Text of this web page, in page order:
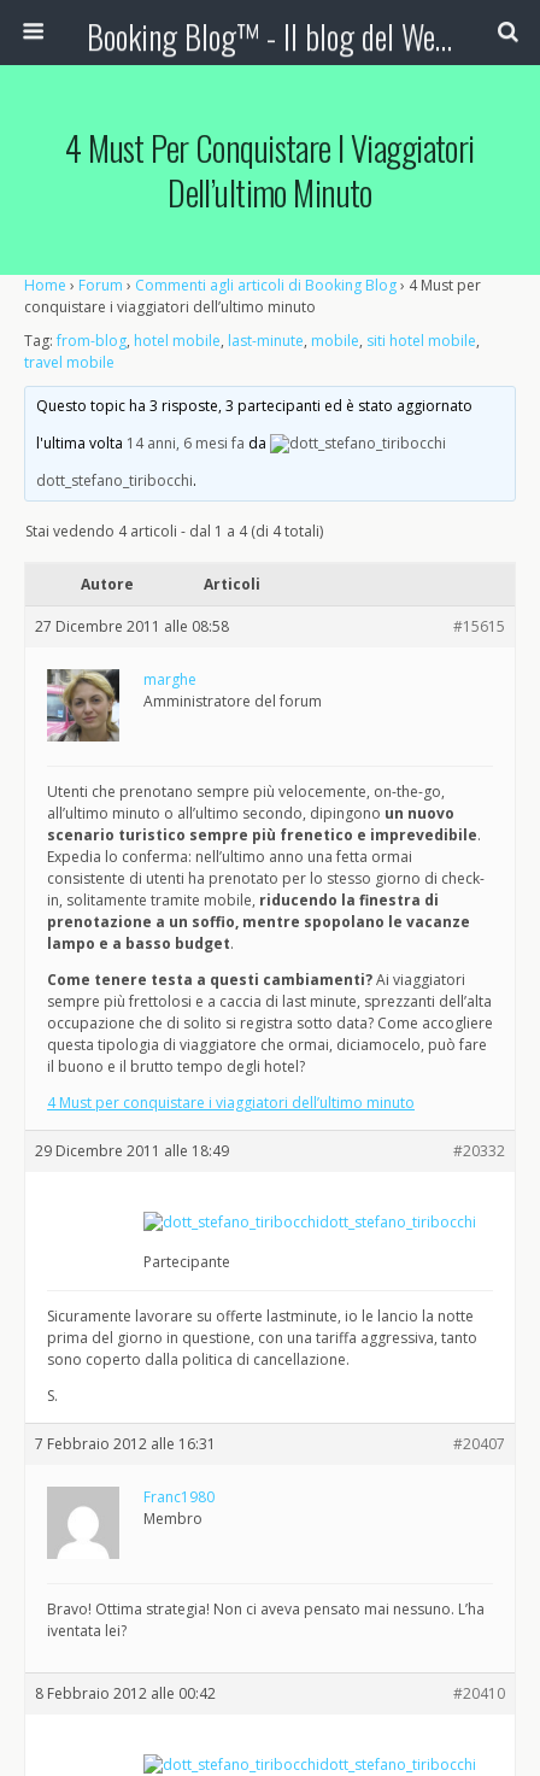
Booking Blog™ - Il blog del Web Marketing Turistico
4 Must Per Conquistare I Viaggiatori
Dell’ultimo Minuto
Home › Forum › Commenti agli articoli di Booking Blog› 4 Must per
conquistare i viaggiatori dell’ultimo minuto
Tag:from-blog, hotel mobile, last-minute, mobile, siti hotel mobile,
travel mobile
Questo topic ha 3 risposte, 3 partecipanti ed è stato aggiornato
l'ultima volta 14 anni, 6 mesi fa da
dott_stefano_tiribocchi.
Stai vedendo 4 articoli - dal 1 a 4 (di 4 totali)
Autore Articoli
27 Dicembre 2011 alle 08:58 #15615
marghe
Amministratore del forum
Utenti che prenotano sempre più velocemente, on-the-go,
all’ultimo minuto o all’ultimo secondo, dipingono un nuovo
scenario turistico sempre più frenetico e imprevedibile.
Expedia lo conferma: nell’ultimo anno una fetta ormai
consistente di utenti ha prenotato per lo stesso giorno di check-
in, solitamente tramite mobile, riducendo la finestra di
prenotazione a un soffio, mentre spopolano le vacanze
lampo e a basso budget.
Come tenere testa a questi cambiamenti?Ai viaggiatori
sempre più frettolosi e a caccia di last minute, sprezzanti dell’alta
occupazione che di solito si registra sotto data? Come accogliere
questa tipologia di viaggiatore che ormai, diciamocelo, può fare
il buono e il brutto tempo degli hotel?
4 Must per conquistare i viaggiatori dell’ultimo minuto
29 Dicembre 2011 alle 18:49 #20332
dott_stefano_tiribocchi
Partecipante
Sicuramente lavorare su offerte lastminute, io le lancio la notte
prima del giorno in questione, con una tariffa aggressiva, tanto
sono coperto dalla politica di cancellazione.
S.
7 Febbraio 2012 alle 16:31 #20407
Franc1980
Membro
Bravo! Ottima strategia! Non ci aveva pensato mai nessuno. L’ha
iventata lei?
8 Febbraio 2012 alle 00:42 #20410
dott_stefano_tiribocchi